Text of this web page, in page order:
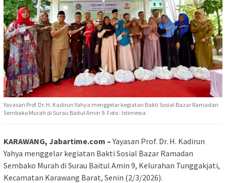
Yayasan Prof. Dr. H. Kadirun Yahya menggelar kegiatan Bakti Sosial Bazar Ramadan
Sembako Murah di Surau Baitul Amin 9. Foto : Istimewa
KARAWANG, Jabartime.com –Yayasan Prof. Dr. H. Kadirun
Yahya menggelar kegiatan Bakti Sosial Bazar Ramadan
Sembako Murah di Surau Baitul Amin 9, Kelurahan Tunggakjati,
Kecamatan Karawang Barat, Senin (2/3/2026).